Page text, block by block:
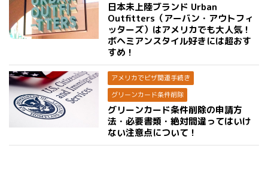
日本未上陸ブランド Urban
Outfitters（アーバン・アウトフィ
ッターズ）はアメリカでも大人気！
ボヘミアンスタイル好きには超おす
すめ！
アメリカでビザ関連手続き
グリーンカード条件削除
グリーンカード条件削除の申請方
法・必要書類・絶対間違ってはいけ
ない注意点について！